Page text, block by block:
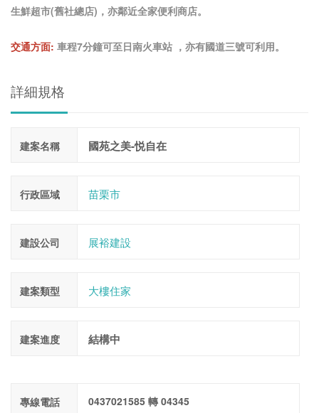
生鮮超市(舊社總店)，亦鄰近全家便利商店。
交通方面: 車程7分鐘可至日南火車站 ，亦有國道三號可利用。
詳細規格
建案名稱 國苑之美-悦自在
行政區域 苗栗市
建設公司 展裕建設
建案類型 大樓住家
建案進度 結構中
專線電話 0437021585 轉 04345